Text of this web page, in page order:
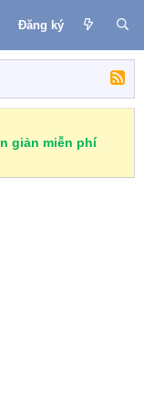
Đăng ký
giản miễn phí